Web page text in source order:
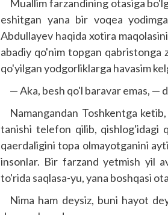
Muallim farzandining otasiga
eshitgan yana bir voqea
Abdullayev haqida xotira
abadiy qo'nim topgan qabristonga
qo'yilgan yodgorliklarga havasim
— Aka, besh qo'l baravar emas, —
Namangandan Toshkentga
tanishi telefon qilib, qishlog'idagi
qaerdaligini topa olmayotganini
insonlar. Bir farzand yetmish yil
to'rida saqlasa-yu, yana boshqasi
Nima ham deysiz, buni hayot